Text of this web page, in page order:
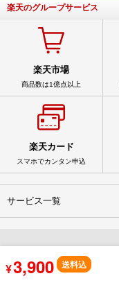
¥3,900 送料込
楽天のグループサービス
楽天市場
商品数は1億点以上
楽天カード
スマホでカンタン申込
サービス一覧